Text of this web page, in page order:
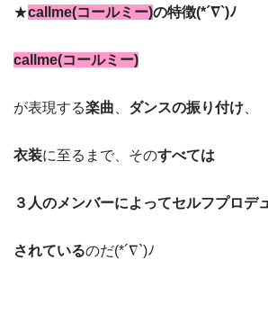
★callme(コールミー)の特徴(*´∇`)ﾉ
callme(コールミー)
が表現する楽曲 ダンスの振り付け
衣装に至るまで、そのすべては
３人のメンバーによってセルフプロデ
されているのだ(*´∇`)ﾉ